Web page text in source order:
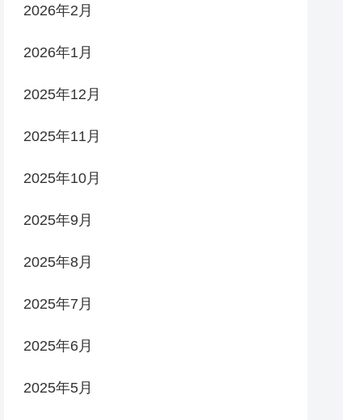
2026年2月
2026年1月
2025年12月
2025年11月
2025年10月
2025年9月
2025年8月
2025年7月
2025年6月
2025年5月